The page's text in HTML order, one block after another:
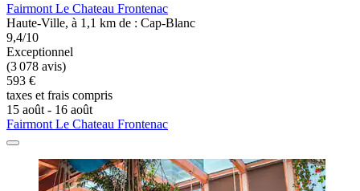
Fairmont Le Chateau Frontenac
Haute-Ville, à 1,1 km de : Cap-Blanc
9,4/10
Exceptionnel
(3 078 avis)
593 €
taxes et frais compris
15 août - 16 août
Fairmont Le Chateau Frontenac